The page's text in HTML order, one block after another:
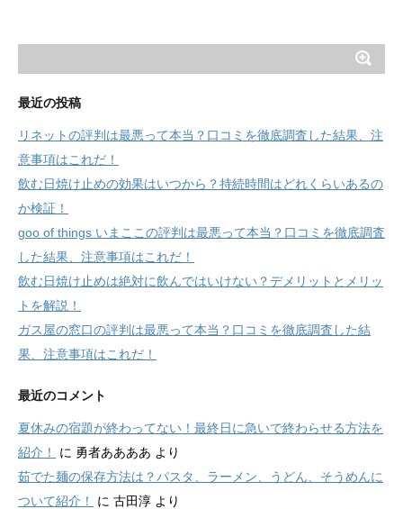
最近の投稿
リネットの評判は最悪って本当？口コミを徹底調査した結果、注
意事項はこれだ！
飲む日焼け止めの効果はいつから？持続時間はどれくらいあるの
か検証！
goo of things いまここの評判は最悪って本当？口コミを徹底調査
した結果、注意事項はこれだ！
飲む日焼け止めは絶対に飲んではいけない？デメリットとメリッ
トを解説！
ガス屋の窓口の評判は最悪って本当？口コミを徹底調査した結
果、注意事項はこれだ！
最近のコメント
夏休みの宿題が終わってない！最終日に急いで終わらせる方法を
紹介！
に 勇者ああああ より
茹でた麺の保存方法は？パスタ、ラーメン、うどん、そうめんに
ついて紹介！
に 古田淳 より